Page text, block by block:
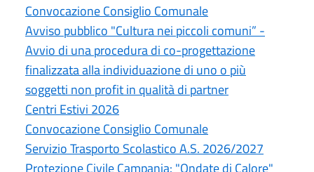
Convocazione Consiglio Comunale
Avviso pubblico "Cultura nei piccoli comuni” -
Avvio di una procedura di co-progettazione
finalizzata alla individuazione di uno o più
soggetti non profit in qualità di partner
Centri Estivi 2026
Convocazione Consiglio Comunale
Servizio Trasporto Scolastico A.S. 2026/2027
Protezione Civile Campania: "Ondate di Calore"